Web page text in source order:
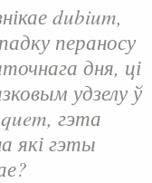
dubium,
пераносу
дня, ці
удзелу ў
, гэта
які гэты